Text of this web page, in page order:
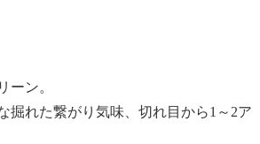
ーン。
掘れた繋がり気味、切れ目から1～2ア